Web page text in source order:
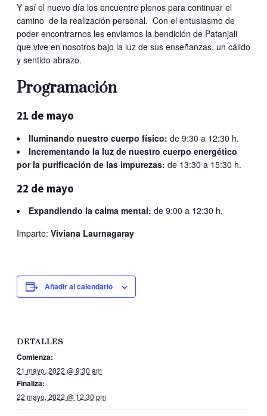
Y así el nuevo día los encuentre plenos para continuar el
camino de la realización personal. Con el entusiasmo de
poder encontrarnos les enviamos la bendición de Patanjali
que vive en nosotros bajo la luz de sus enseñanzas, un cálido
y sentido abrazo.
Programación
21 de mayo
Iluminando nuestro cuerpo físico: de 9:30 a 12:30 h.
Incrementando la luz de nuestro cuerpo energético
por la purificación de las impurezas: de 13:30 a 15:30 h.
22 de mayo
Expandiendo la calma mental: de 9:00 a 12:30 h.
Imparte: Viviana Laurnagaray
Añadir al calendario
DETALLES
Comienza:
21 mayo, 2022 @ 9:30 am
Finaliza:
22 mayo, 2022 @ 12:30 pm